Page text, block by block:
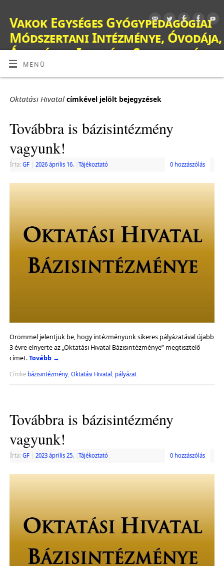
Vakok Egységes Gyógypedagógiai
Módszertani Intézménye, Óvodája,
Általános Iskolája, Szakiskolája,
Készségfejlesztő Iskolája, Fejlesztő
Nevelés-Oktatást Végző Iskolája,
Kollégiuma és Gyermekotthona
MENÜ
Oktatási Hivatalcímkével jelölt bejegyzések
Továbbra is bázisintézmény
vagyunk!
Írta: GF 2026 április 16. Tájékoztató 0 hozzászólás
Örömmel jelentjük be, hogy intézményünk sikeres pályázatával újabb
3 évre elnyerte az „Oktatási Hivatal Bázisintézménye” megtisztelő
címet.Tovább →
Címke bázisintézmény, Oktatási Hivatal , pályázat
Továbbra is bázisintézmény
vagyunk!
Írta: GF 2023 április 25. Tájékoztató 0 hozzászólás